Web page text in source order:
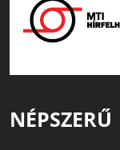
NÉPSZERŰ